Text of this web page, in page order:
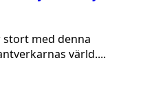
stort med denna
värld....